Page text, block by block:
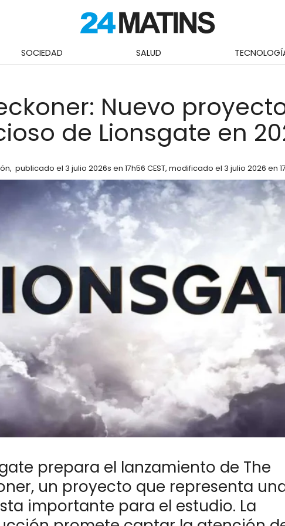
SOCIEDAD SALUD
Nuevo
de Lionsgate en
, publicado el 3 julio 2026s en 17h56 CEST, modificado el 3 julio 2026 en
prepara el lanzamiento de The
un proyecto que representa
importante para el estudio. La